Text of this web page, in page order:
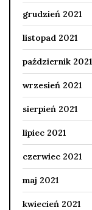
grudzień 2021
listopad 2021
październik 2021
wrzesień 2021
sierpień 2021
lipiec 2021
czerwiec 2021
maj 2021
kwiecień 2021